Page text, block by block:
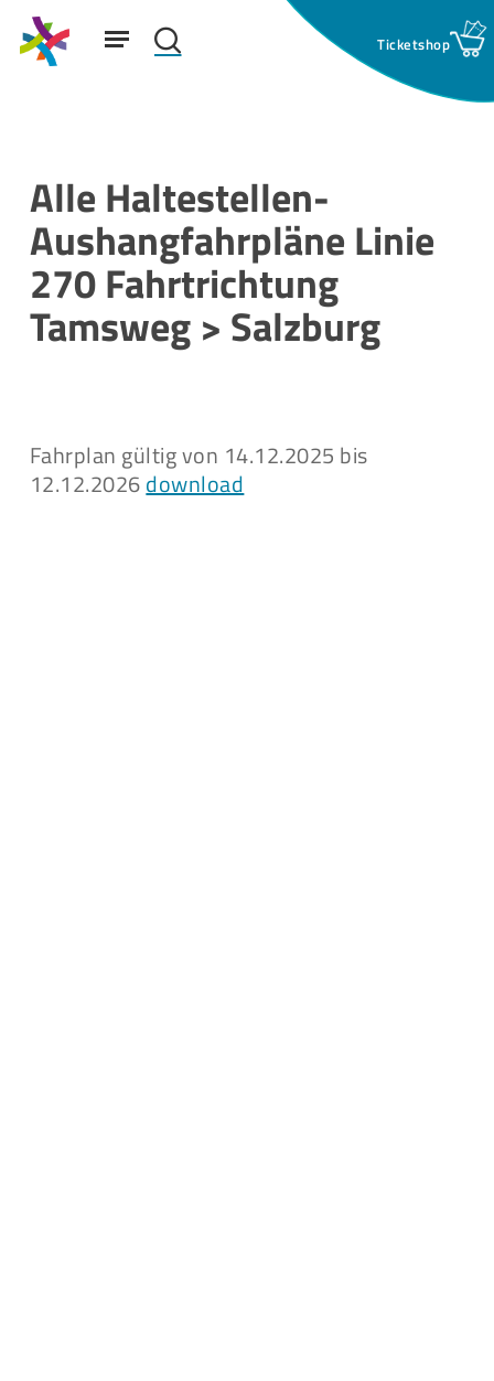
Skip
mainSuchfeld: search
Menu
Alle Haltestellen-
Aushangfahrpläne Linie
270 Fahrtrichtung
Tamsweg > Salzburg
Fahrplan gültig von 14.12.2025 bis
12.12.2026download